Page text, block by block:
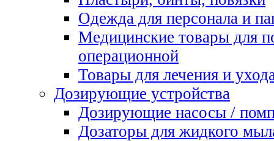
Одежда для персонала и
Медицинские товары для
операционной
Товары для лечения и
Дозирующие устройства
Дозирующие насосы /
Дозаторы для жидкого